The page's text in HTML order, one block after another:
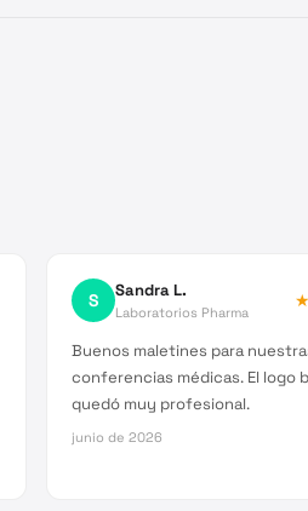
S Sandra L.
Laboratorios Pharma
Buenos maletines para
conferencias médicas. El logo
quedó muy profesional.
junio de 2026